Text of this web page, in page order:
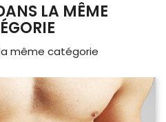
LA MÊME
même catégorie